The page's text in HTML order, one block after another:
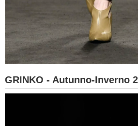
GRINKO - Autunno-Inverno